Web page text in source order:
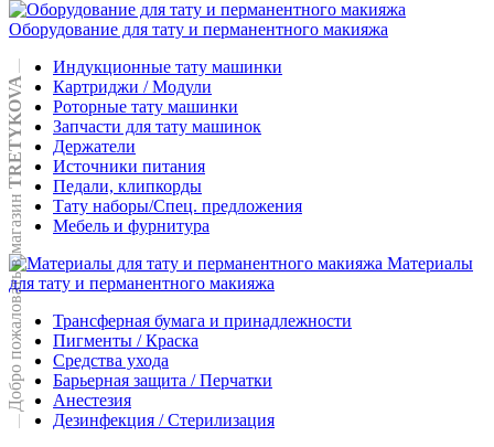
Добро пожаловать в магазин
TRETYKOVA
Оборудование для тату и перманентного макияжа
Индукционные тату машинки
Картриджи / Модули
Роторные тату машинки
Запчасти для тату машинок
Держатели
Источники питания
Педали, клипкорды
Тату наборы/Спец. предложения
Мебель и фурнитура
Материалы
для тату и перманентного макияжа
Трансферная бумага и принадлежности
Пигменты / Краска
Средства ухода
Барьерная защита / Перчатки
Анестезия
Дезинфекция / Стерилизация